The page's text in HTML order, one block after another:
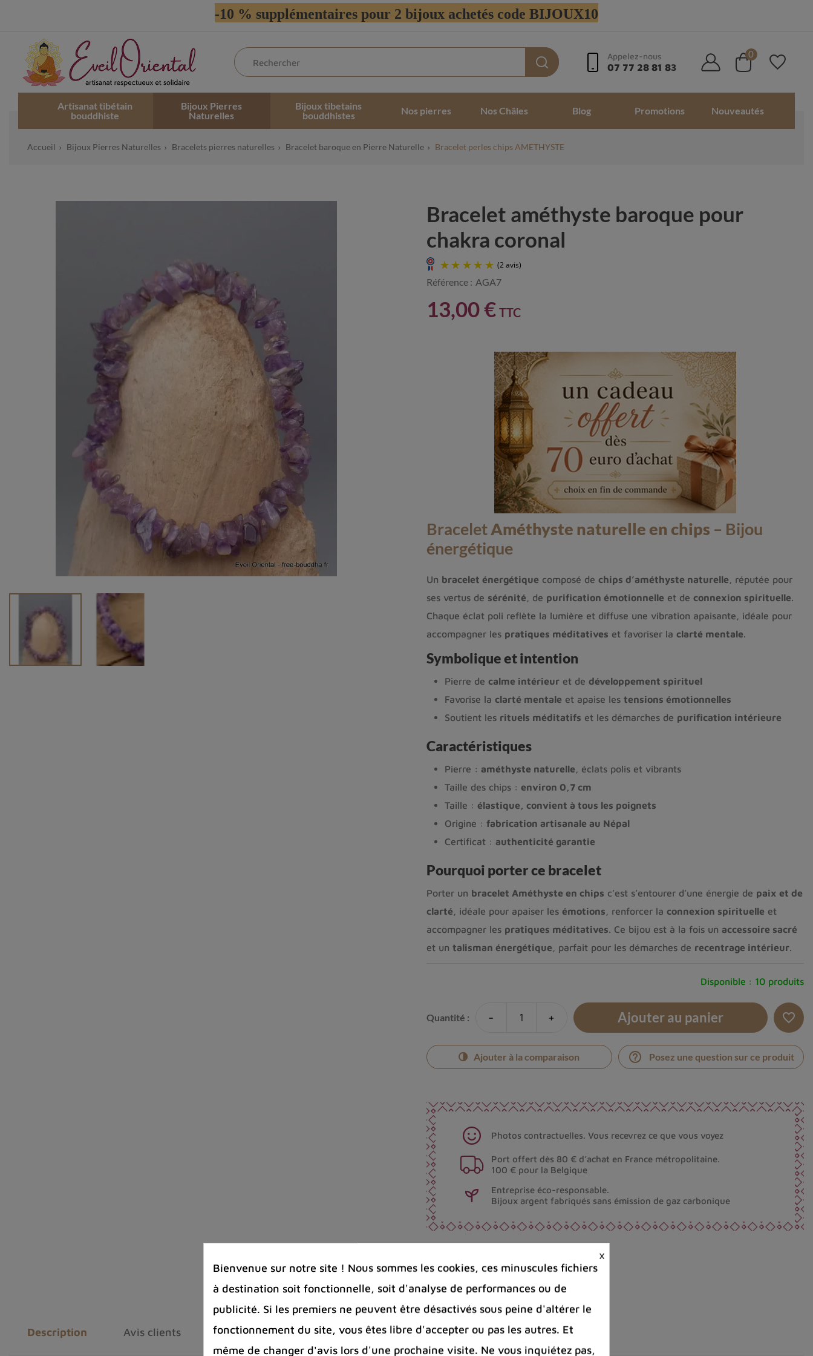
-10 % supplémentaires pour 2 bijoux achetés code BIJOUX10
Appelez-nous
07 77 28 81 83
0
Artisanat tibétain
bouddhiste
Bijoux Pierres
Naturelles
Bijoux tibetains
bouddhistes
Nos pierres Nos Châles Blog Promotions Nouveautés
Accueil Bijoux Pierres Naturelles Bracelets pierres naturelles Bracelet baroque en Pierre Naturelle Bracelet perles chips AMETHYSTE
Bracelet améthyste baroque pour
chakra coronal
Référence : AGA7
13,00 € TTC
BraceletAméthyste naturelle en chips – Bijou
énergétique
Un bracelet énergétique composé de chips d’améthyste naturelle , réputée pour
ses vertus de sérénité , de purification émotionnelle et de connexion spirituelle.
Chaque éclat poli reflète la lumière et diffuse une vibration apaisante, idéale pour
accompagner les pratiques méditatives et favoriser la clarté mentale.
Symbolique et intention
Pierre de calme intérieuret de développement spirituel
Favorise la clarté mentale et apaise les tensions émotionnelles
Soutient les rituels méditatifs et les démarches de purification intérieure
Caractéristiques
Pierre : améthyste naturelle , éclats polis et vibrants
Taille des chips : environ 0,7 cm
Taille : élastique, convient à tous les poignets
Origine : fabrication artisanale au Népal
Certificat : authenticité garantie
Pourquoi porter ce bracelet
Porter un bracelet Améthyste en chips c’est s’entourer d’une énergie de paix et de
clarté , idéale pour apaiser les émotions , renforcer la connexion spirituelle et
accompagner les pratiques méditatives. Ce bijou est à la fois un accessoire sacré
et un talisman énergétique , parfait pour les démarches de recentrage intérieur.
Disponible : 10 produits
Quantité : - + Ajouter au panier favorite_border
Ajouter à la comparaison help_outline Posez une question sur ce produit
Photos contractuelles. Vous recevrez ce que vous voyez
Port offert dès 80 € d’achat en France métropolitaine.
100 € pour la Belgique
Entreprise éco-responsable.
Bijoux argent fabriqués sans émission de gaz carbonique
Description Avis clients
×
Bienvenue sur notre site ! Nous sommes les cookies, ces minuscules fichiers
à destination soit fonctionnelle, soit d'analyse de performances ou de
publicité. Si les premiers ne peuvent être désactivés sous peine d'altérer le
fonctionnement du site, vous êtes libre d'accepter ou pas les autres. Et
même de changer d'avis lors d'une prochaine visite. Ne vous inquiétez pas,